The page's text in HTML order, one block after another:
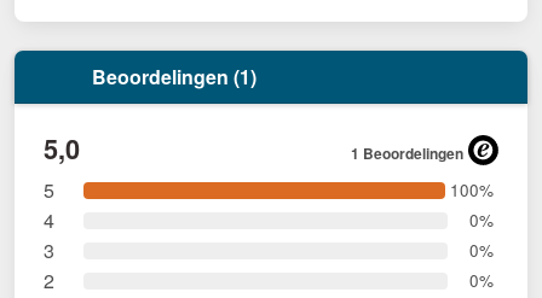
Beoordelingen (1)
5,0 1 Beoordelingen
5 100%
4 0%
3 0%
2 0%